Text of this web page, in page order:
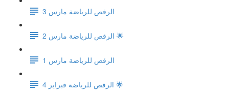
الرقص للرياضة مارس 3
الرقص للرياضة مارس 2 🌟
الرقص للرياضة مارس 1
الرقص للرياضة فبراير 4 🌟